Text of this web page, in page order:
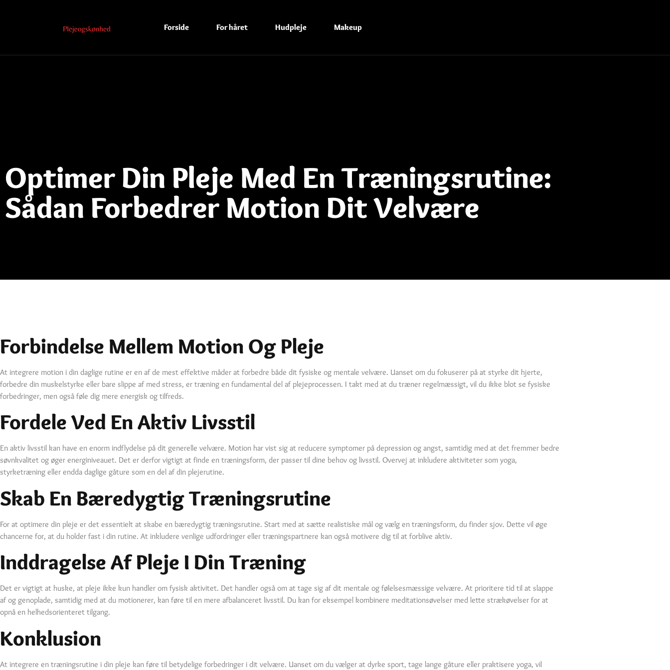
Forside For håret Hudpleje Makeup
Optimer Din Pleje Med En Træningsrutine:
Sådan Forbedrer Motion Dit Velvære
Forbindelse Mellem Motion Og Pleje
At integrere motion i din daglige rutine er en af de mest effektive måder at forbedre både dit fysiske og mentale velvære. Uanset om du fokuserer på at styrke dit hjerte,
forbedre din muskelstyrke eller bare slippe af med stress, er træning en fundamental del af plejeprocessen. I takt med at du træner regelmæssigt, vil du ikke blot se fysiske
forbedringer, men også føle dig mere energisk og tilfreds.
Fordele Ved En Aktiv Livsstil
En aktiv livsstil kan have en enorm indflydelse på dit generelle velvære. Motion har vist sig at reducere symptomer på depression og angst, samtidig med at det fremmer bedre
søvnkvalitet og øger energiniveauet. Det er derfor vigtigt at finde en træningsform, der passer til dine behov og livsstil. Overvej at inkludere aktiviteter som yoga,
styrketræning eller endda daglige gåture som en del af din plejerutine.
Skab En Bæredygtig Træningsrutine
For at optimere din pleje er det essentielt at skabe en bæredygtig træningsrutine. Start med at sætte realistiske mål og vælg en træningsform, du finder sjov. Dette vil øge
chancerne for, at du holder fast i din rutine. At inkludere venlige udfordringer eller træningspartnere kan også motivere dig til at forblive aktiv.
Inddragelse Af Pleje I Din Træning
Det er vigtigt at huske, at pleje ikke kun handler om fysisk aktivitet. Det handler også om at tage sig af dit mentale og følelsesmæssige velvære. At prioritere tid til at slappe
af og genoplade, samtidig med at du motionerer, kan føre til en mere afbalanceret livsstil. Du kan for eksempel kombinere meditationsøvelser med lette strækøvelser for at
opnå en helhedsorienteret tilgang.
Konklusion
At integrere en træningsrutine i din pleje kan føre til betydelige forbedringer i dit velvære. Uanset om du vælger at dyrke sport, tage lange gåture eller praktisere yoga, vil